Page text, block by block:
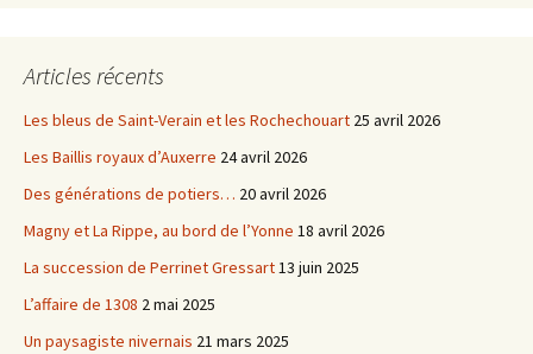
Articles récents
Les bleus de Saint-Verain et les Rochechouart 25 avril 2026
Les Baillis royaux d’Auxerre 24 avril 2026
Des générations de potiers… 20 avril 2026
Magny et La Rippe, au bord de l’Yonne 18 avril 2026
La succession de Perrinet Gressart13 juin 2025
L’affaire de 1308 2 mai 2025
Un paysagiste nivernais 21 mars 2025